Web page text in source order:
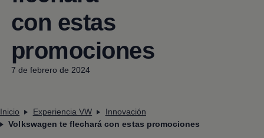
con estas
promociones
7 de febrero de 2024
Inicio Experiencia VW
Innovación
Volkswagen te flechará con estas promociones